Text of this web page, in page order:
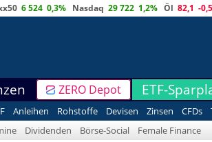
6 524 0,3% Nasdaq 29 722 1,2% Öl 82,1 -
ZERO Depot ETF-
Anleihen Rohstoffe Devisen Zinsen CFDs
Dividenden Börse-Social Female Finance